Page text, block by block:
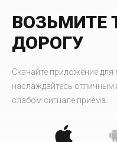
ВОЗЬМИТЕ
ДОРОГУ
Скачайте приложение
наслаждайтесь
слабом сигнале приема.